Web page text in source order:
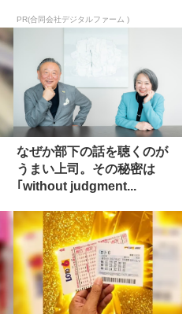
PR(合同会社デジタルファーム )
なぜか部下の話を聴くのが
うまい上司。その秘密は
｢without judgment...